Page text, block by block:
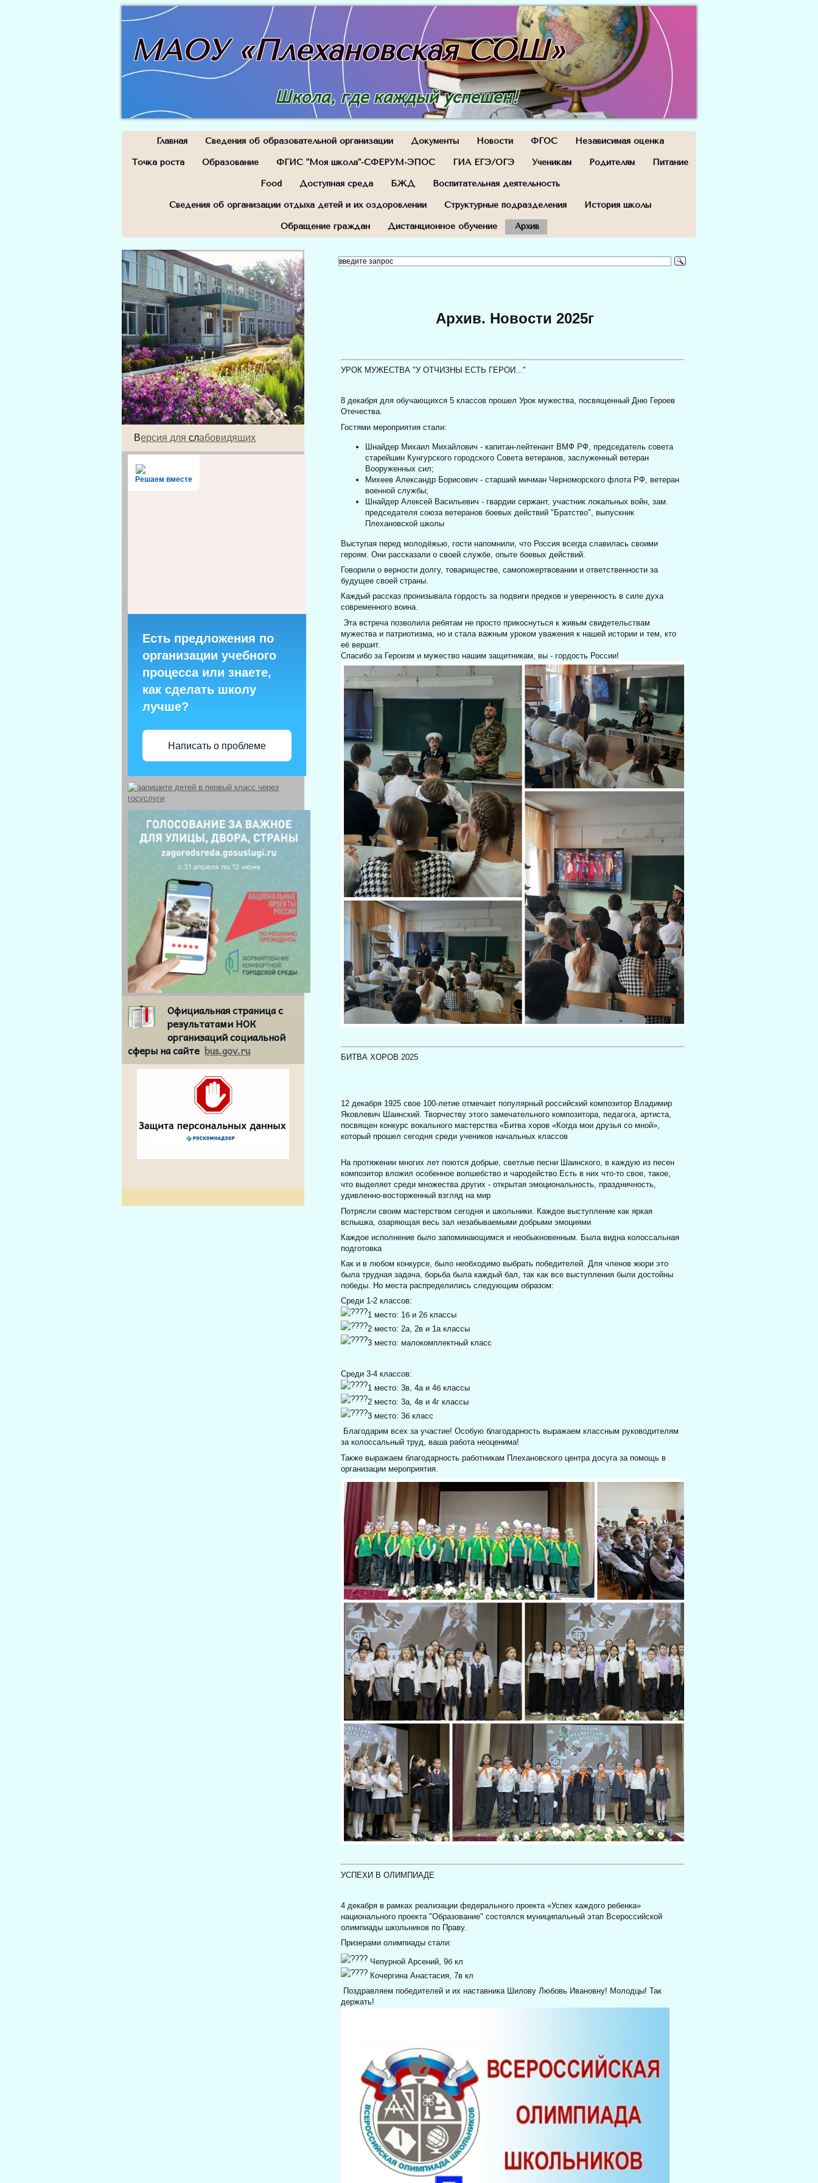
МАОУ «Плехановская СОШ»
Школа, где каждый успешен!
Главная Сведения об образовательной организации Документы Новости ФГОС Независимая оценка
Точка роста Образование ФГИС "Моя школа"-СФЕРУМ-ЭПОС ГИА ЕГЭ/ОГЭ Ученикам Родителям Питание
Food Доступная среда БЖД Воспитательная деятельность
Сведения об организации отдыха детей и их оздоровлении Структурные подразделения История школы
Обращение граждан Дистанционное обучение Архив
Версия для слабовидящих
Решаем вместе
Есть предложения по
организации учебного
процесса или знаете,
как сделать школу
лучше?
Написать о проблеме
Официальная страница с
результатами НОК
организаций социальной
сферы на сайтеbus.gov.ru
Архив. Новости 2025г
УРОК МУЖЕСТВА "У ОТЧИЗНЫ ЕСТЬ ГЕРОИ..."
8 декабря для обучающихся 5 классов прошел Урок мужества, посвященный Дню Героев
Отечества.
Гостями мероприятия стали:
Шнайдер Михаил Михайлович - капитан-лейтенант ВМФ РФ, председатель совета
старейшин Кунгурского городского Совета ветеранов, заслуженный ветеран
Вооруженных сил;
Михеев Александр Борисович - старший мичман Черноморского флота РФ, ветеран
военной службы;
Шнайдер Алексей Васильевич - гвардии сержант, участник локальных войн, зам.
председателя союза ветеранов боевых действий "Братство", выпускник
Плехановской школы
Выступая перед молодёжью, гости напомнили, что Россия всегда славилась своими
героям. Они рассказали о своей службе, опыте боевых действий.
Говорили о верности долгу, товариществе, самопожертвовании и ответственности за
будущее своей страны.
Каждый рассказ пронизывала гордость за подвиги предков и уверенность в силе духа
современного воина.
Эта встреча позволила ребятам не просто прикоснуться к живым свидетельствам
мужества и патриотизма, но и стала важным уроком уважения к нашей истории и тем, кто
её вершит.
Спасибо за Героизм и мужество нашим защитникам, вы - гордость России!
БИТВА ХОРОВ 2025
12 декабря 1925 свое 100-летие отмечает популярный российский композитор Владимир
Яковлевич Шаинский. Творчеству этого замечательного композитора, педагога, артиста,
посвящен конкурс вокального мастерства «Битва хоров «Когда мои друзья со мной»,
который прошел сегодня среди учеников начальных классов
На протяжении многих лет поются добрые, светлые песни Шаинского, в каждую из песен
композитор вложил особенное волшебство и чародейство.Есть в них что-то свое, такое,
что выделяет среди множества других - открытая эмоциональность, праздничность,
удивленно-восторженный взгляд на мир
Потрясли своим мастерством сегодня и школьники. Каждое выступление как яркая
вспышка, озаряющая весь зал незабываемыми добрыми эмоциями
Каждое исполнение было запоминающимся и необыкновенным. Была видна колоссальная
подготовка
Как и в любом конкурсе, было необходимо выбрать победителей. Для членов жюри это
была трудная задача, борьба была каждый бал, так как все выступления были достойны
победы. Но места распределились следующим образом:
Среди 1-2 классов:
1 место: 1б и 2б классы
2 место: 2а, 2в и 1а классы
3 место: малокомплектный класс
Среди 3-4 классов:
1 место: 3в, 4а и 4б классы
2 место: 3а, 4в и 4г классы
3 место: 3б класс
Благодарим всех за участие! Особую благодарность выражаем классным руководителям
за колоссальный труд, ваша работа неоценима!
Также выражаем благодарность работникам Плехановского центра досуга за помощь в
организации мероприятия.
УСПЕХИ В ОЛИМПИАДЕ
4 декабря в рамках реализации федерального проекта «Успех каждого ребенка»
национального проекта "Образование" состоялся муниципальный этап Всероссийской
олимпиады школьников по Праву.
Призерами олимпиады стали:
Чепурной Арсений, 9б кл
Кочергина Анастасия, 7в кл
Поздравляем победителей и их наставника Шилову Любовь Ивановну! Молодцы! Так
держать!